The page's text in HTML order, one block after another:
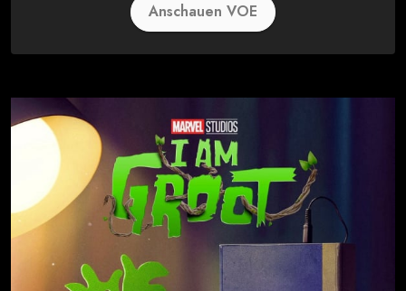
Anschauen VOE